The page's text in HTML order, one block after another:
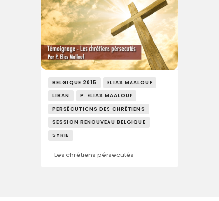
BELGIQUE 2015
ELIAS MAALOUF
LIBAN
P. ELIAS MAALOUF
PERSÉCUTIONS DES CHRÉTIENS
SESSION RENOUVEAU BELGIQUE
SYRIE
– Les chrétiens pérsecutés –